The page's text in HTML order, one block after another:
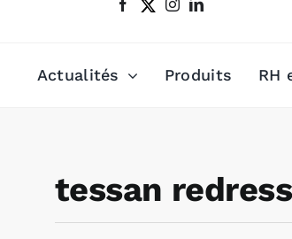
Actualités Produits RH
tessan